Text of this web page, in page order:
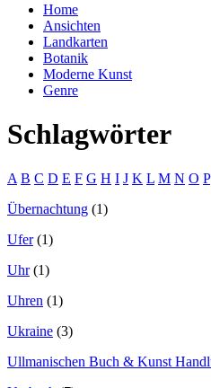
Home
Ansichten
Landkarten
Botanik
Moderne Kunst
Genre
Schlagwörter
A B C D E F G H I J K L M N O P
Übernachtung (1)
Ufer (1)
Uhr (1)
Uhren (1)
Ukraine (3)
Ullmanischen Buch & Kunst